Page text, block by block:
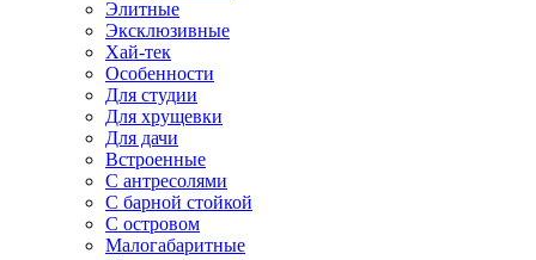
Элитные
Эксклюзивные
Хай-тек
Особенности
Для студии
Для хрущевки
Для дачи
Встроенные
С антресолями
С барной стойкой
С островом
Малогабаритные